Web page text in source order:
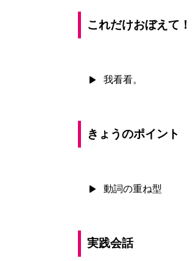
これだけおぼえて！
我看看。
きょうのポイント
動詞の重ね型
実践会話